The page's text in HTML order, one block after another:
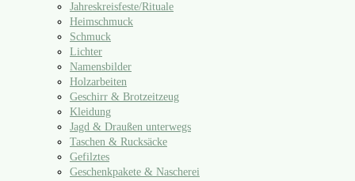
Jahreskreisfeste/​Rituale
Heimschmuck
Schmuck
Lichter
Namensbilder
Holzarbeiten
Geschirr & Brotzeitzeug
Kleidung
Jagd & Draußen unterwegs
Taschen & Rucksäcke
Gefilztes
Geschenkpakete & Nascherei